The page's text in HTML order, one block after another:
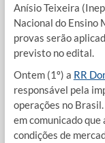
Anísio Teixeira
Nacional do Ensino
provas serão
previsto no edital.
Ontem (1º) a RR
responsável pela
operações no
em comunicado
condições de